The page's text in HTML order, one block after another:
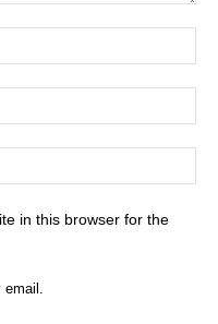
in this browser for the